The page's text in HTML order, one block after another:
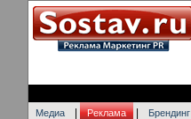
Медиа Реклама Брендинг